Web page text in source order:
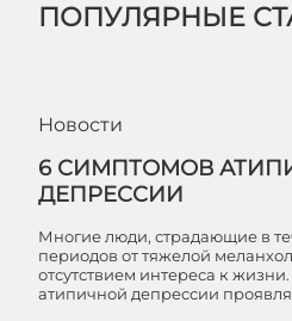
ПОПУЛЯРНЫЕ
Новости
6 СИМПТОМОВ
ДЕПРЕССИИ
Многие люди, страдающие в
периодов от тяжелой
отсутствием интереса к
атипичной депрессии